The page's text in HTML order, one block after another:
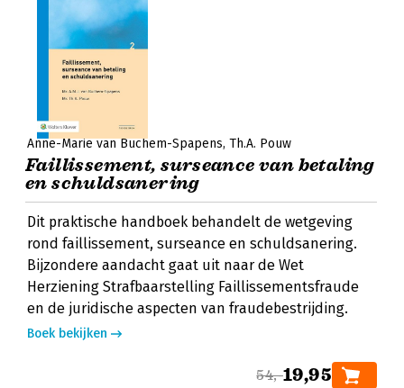
Anne-Marie van Buchem-Spapens Th.A. Pouw
Faillissement, surseance van betaling
en schuldsanering
Dit praktische handboek behandelt de wetgeving
rond faillissement, surseance en schuldsanering.
Bijzondere aandacht gaat uit naar de Wet
Herziening Strafbaarstelling Faillissementsfraude
en de juridische aspecten van fraudebestrijding.
Boek bekijken
54,-19,95